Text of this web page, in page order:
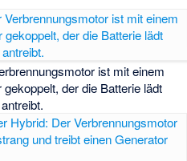
ist mit einem
der die Batterie lädt